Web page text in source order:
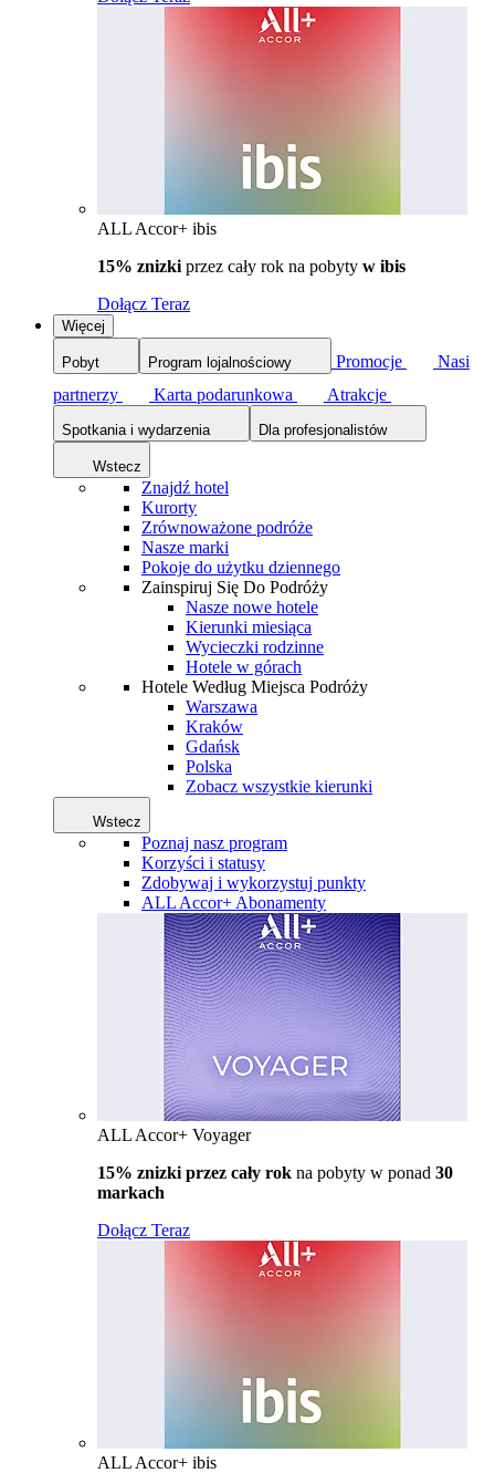
ALL Accor+ ibis
15% znizki przez cały rok na pobyty w ibis
Dołącz Teraz
Więcej
Pobyt Program lojalnościowy Promocje
Nasi
partnerzy
Karta podarunkowa Atrakcje
Spotkania i wydarzenia Dla profesjonalistów
Wstecz
Znajdź hotel
Kurorty
Zrównoważone podróże
Nasze marki
Pokoje do użytku dziennego
Zainspiruj Się Do Podróży
Nasze nowe hotele
Kierunki miesiąca
Wycieczki rodzinne
Hotele w górach
Hotele Według Miejsca Podróży
Warszawa
Kraków
Gdańsk
Polska
Zobacz wszystkie kierunki
Wstecz
Poznaj nasz program
Korzyści i statusy
Zdobywaj i wykorzystuj punkty
ALL Accor+ Abonamenty
ALL Accor+ Voyager
15% znizki przez cały rok na pobyty w ponad 30
markach
Dołącz Teraz
ALL Accor+ ibis